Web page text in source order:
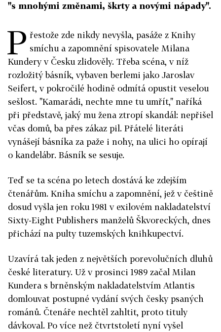
"s mnohými změnami, škrty a novými nápady".
P řestože zde nikdy nevyšla, pasáže z Knihy
smíchu a zapomnění spisovatele Milana
Kundery v Česku zlidověly. Třeba scéna, v níž
rozložitý básník, vybaven berlemi jako Jaroslav
Seifert, v pokročilé hodině odmítá opustit veselou
sešlost. "Kamarádi, nechte mne tu umřít," naříká
při představě, jaký mu žena ztropí skandál: nepřišel
včas domů, ba přes zákaz pil. Přátelé literáti
vynášejí básníka za paže i nohy, na ulici ho opírají
o kandelábr. Básník se sesuje.
Teď se ta scéna po letech dostává ke zdejším
čtenářům. Kniha smíchu a zapomnění, jež v češtině
dosud vyšla jen roku 1981 v exilovém nakladatelství
Sixty-Eight Publishers manželů Škvoreckých, dnes
přichází na pulty tuzemských knihkupectví.
Uzavírá tak jeden z největších porevolučních dluhů
české literatury. Už v prosinci 1989 začal Milan
Kundera s brněnským nakladatelstvím Atlantis
domlouvat postupné vydání svých česky psaných
románů. Čtenáře nechtěl zahltit, proto tituly
dávkoval. Po více než čtvrtstoletí nyní vyšel